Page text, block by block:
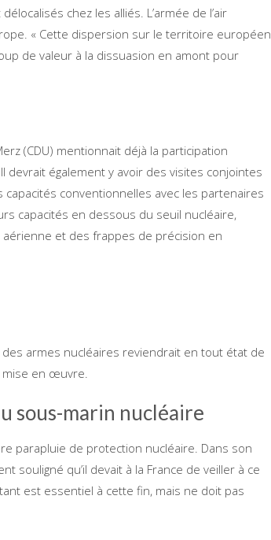
chez les alliés. L’armée de l’air
« Cette dispersion sur le territoire européen
de valeur à la dissuasion en amont pour
(CDU) mentionnait déjà la participation
devrait également y avoir des visites conjointes
conventionnelles avec les partenaires
capacités en dessous du seuil nucléaire,
et des frappes de précision en
des armes nucléaires reviendrait en tout état de
mise en œuvre.
sous-marin nucléaire
parapluie de protection nucléaire. Dans son
souligné qu’il devait à la France de veiller à ce
est essentiel à cette fin, mais ne doit pas